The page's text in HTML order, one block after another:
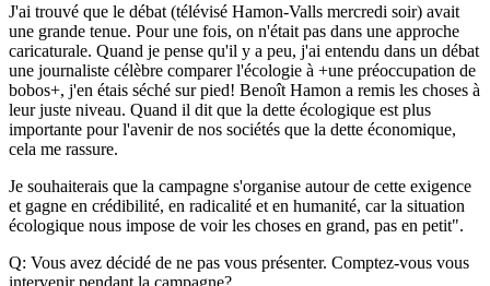
J'ai trouvé que le débat (télévisé Hamon-Valls mercredi soir) avait
une grande tenue. Pour une fois, on n'était pas dans une approche
caricaturale. Quand je pense qu'il y a peu, j'ai entendu dans un débat
une journaliste célèbre comparer l'écologie à +une préoccupation de
bobos+, j'en étais séché sur pied! Benoît Hamon a remis les choses à
leur juste niveau. Quand il dit que la dette écologique est plus
importante pour l'avenir de nos sociétés que la dette économique,
cela me rassure.
Je souhaiterais que la campagne s'organise autour de cette exigence
et gagne en crédibilité, en radicalité et en humanité, car la situation
écologique nous impose de voir les choses en grand, pas en petit".
Q: Vous avez décidé de ne pas vous présenter. Comptez-vous vous
intervenir pendant la campagne?